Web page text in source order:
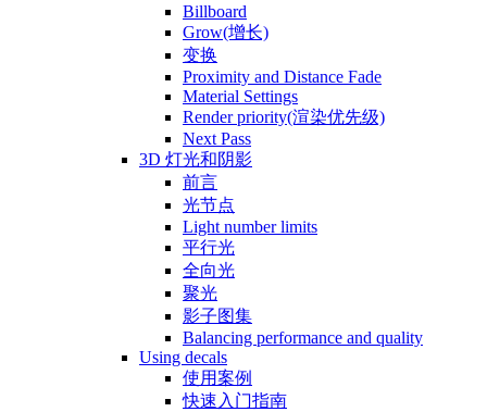
Billboard
Grow(增长)
变换
Proximity and Distance Fade
Material Settings
Render priority(渲染优先级)
Next Pass
3D 灯光和阴影
前言
光节点
Light number limits
平行光
全向光
聚光
影子图集
Balancing performance and quality
Using decals
使用案例
快速入门指南